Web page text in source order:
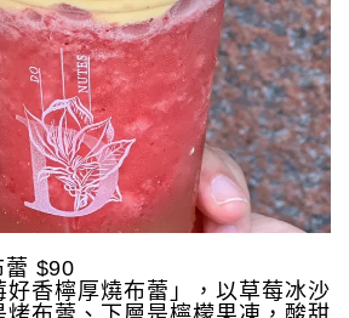
蕾 $90
香檸厚燒布蕾」，以草莓冰沙